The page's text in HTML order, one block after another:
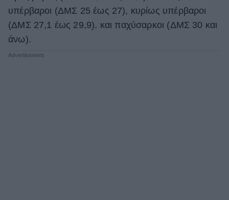
υπέρβαροι (ΔΜΣ 25 έως 27), κυρίως υπέρβαροι
(ΔΜΣ 27,1 έως 29,9). και παχύσαρκοι (ΔΜΣ 30 και
άνω).